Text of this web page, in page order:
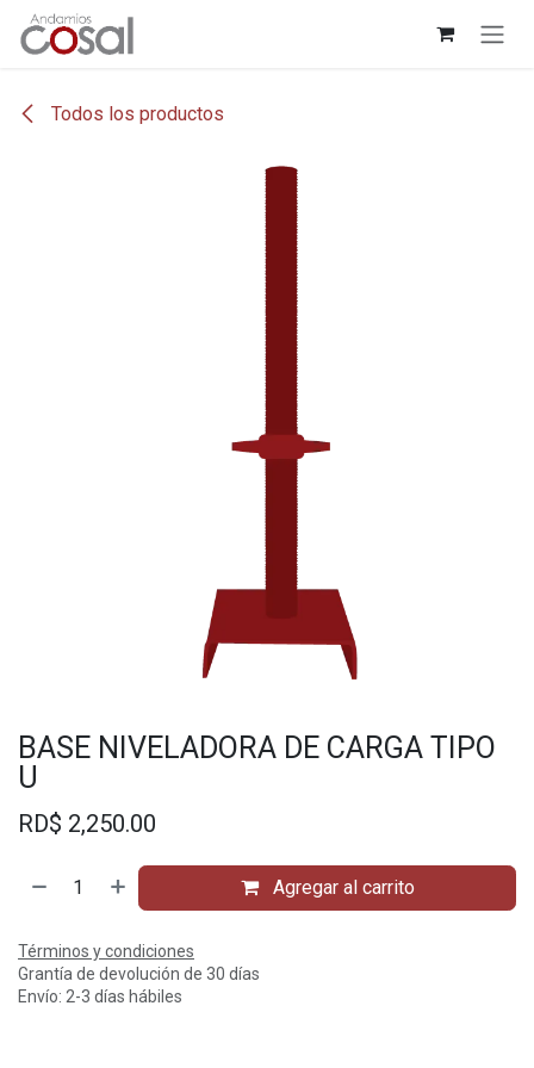
Ir al contenido
Todos los productos
BASE NIVELADORA DE CARGA TIPO
U
RD$ 2,250.00
Agregar al carrito
Términos y condiciones
Grantía de devolución de 30 días
Envío: 2-3 días hábiles